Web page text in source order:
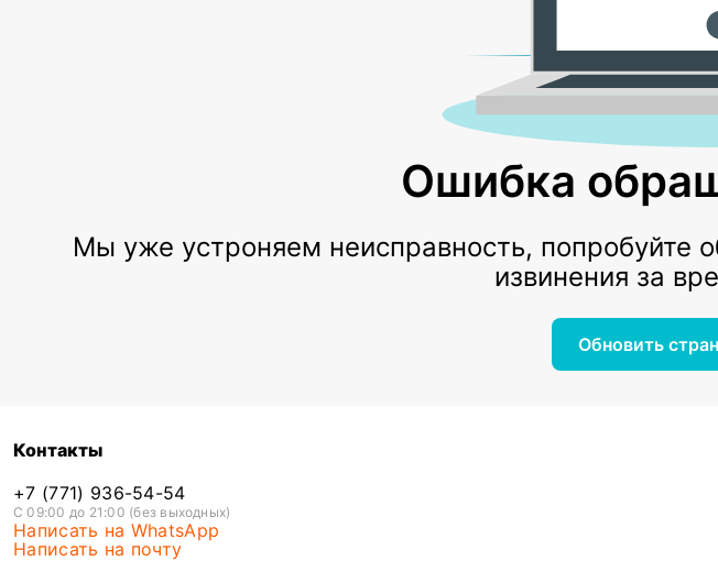
Ошибка
Мы уже устроняем неисправность, попробуйте
извинения за
Обновить
Контакты
+7 (771) 936-54-54
С 09:00 до 21:00 (без выходных)
Написать на WhatsApp
Написать на почту